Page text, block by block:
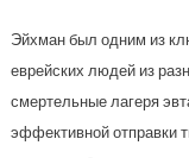
Эйхман был одним из
еврейских людей из
смертельные лагеря
эффективной отправки